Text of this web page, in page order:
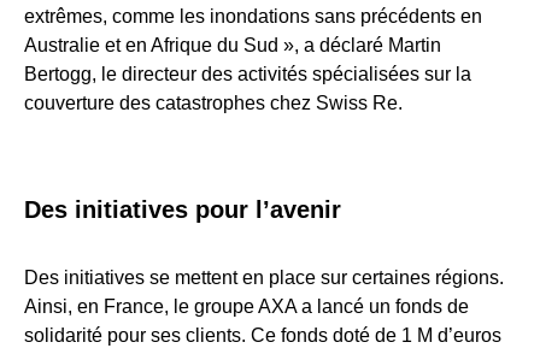
extrêmes, comme les inondations sans précédents en
Australie et en Afrique du Sud », a déclaré Martin
Bertogg, le directeur des activités spécialisées sur la
couverture des catastrophes chez Swiss Re.
Des initiatives pour l’avenir
Des initiatives se mettent en place sur certaines régions.
Ainsi, en France, le groupe AXA a lancé un fonds de
solidarité pour ses clients. Ce fonds doté de 1 M d’euros